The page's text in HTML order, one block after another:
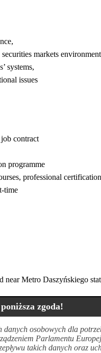
markets
systems,
issues
contract
programme
professional
time
near Metro Daszyńskiego
zgoda!
danych osobowych dla
Parlamentu
takich danych oraz